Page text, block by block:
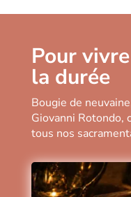
Pour
la durée
Bougie de
Giovanni Rotondo,
tous nos